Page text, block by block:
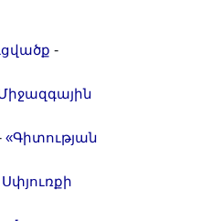
-
«Գիտության
Սփյուռքի